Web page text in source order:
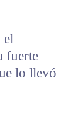
el
fuerte
lo llevó